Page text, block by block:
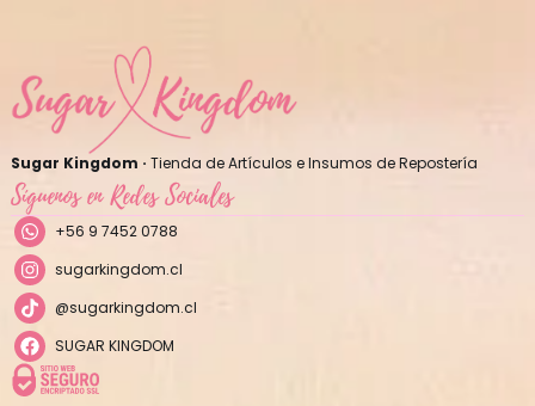
Sugar Kingdom · Tienda de Artículos e Insumos de Repostería
Síguenos en Redes Sociales
+56 9 7452 0788
sugarkingdom.cl
@sugarkingdom.cl
SUGAR KINGDOM